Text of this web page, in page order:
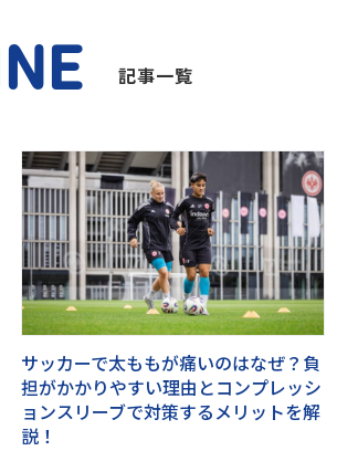
記事一覧
サッカーで太ももが痛いのはなぜ？負
担がかかりやすい理由とコンプレッシ
ョンスリーブで対策するメリットを解
説！